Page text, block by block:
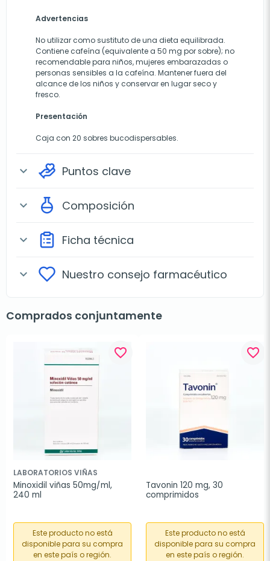
Advertencias
No utilizar como sustituto de una dieta equilibrada.
Contiene cafeína (equivalente a 50 mg por sobre); no
recomendable para niños, mujeres embarazadas o
personas sensibles a la cafeína. Mantener fuera del
alcance de los niños y conservar en lugar seco y
fresco.
Presentación
Caja con 20 sobres bucodispersables.
expand_more Puntos clave
expand_more Composición
expand_more Ficha técnica
expand_more Nuestro consejo farmacéutico
Comprados conjuntamente
favorite_border
LABORATORIOS VIÑAS
Minoxidil viñas 50mg/ml,
240 ml
Este producto no está
disponible para su compra
en este país o región.
favorite_border
Tavonin 120 mg, 30
comprimidos
Este producto no está
disponible para su compra
en este país o región.